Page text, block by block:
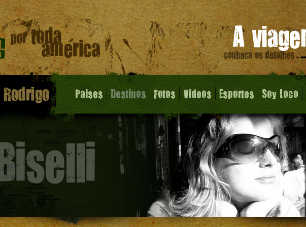
Paises Destinos Fotos Videos Esportes Soy Loco